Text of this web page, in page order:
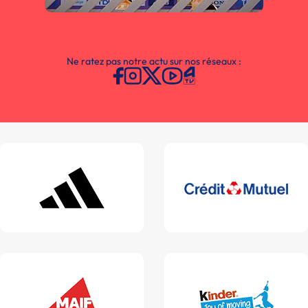
Ne ratez pas notre actu sur nos réseaux :